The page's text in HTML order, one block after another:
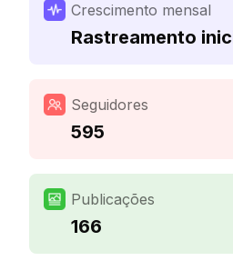
Crescimento mensal
Rastreamento
Seguidores
595
Publicações
166